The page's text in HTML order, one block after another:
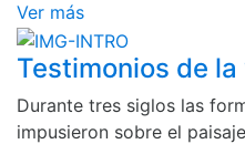
Ver más
Testimonios de
Durante tres siglos las
impusieron sobre el